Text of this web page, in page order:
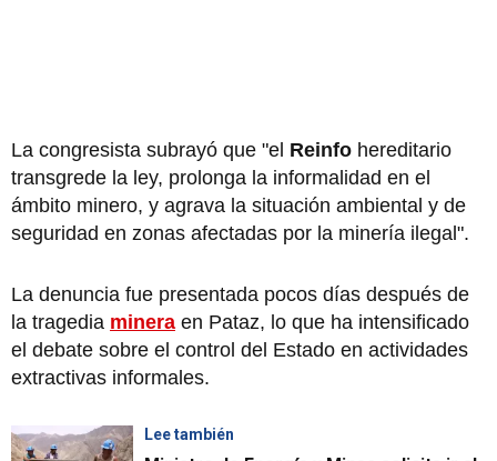
La congresista subrayó que "el Reinfo hereditario
transgrede la ley, prolonga la informalidad en el
ámbito minero, y agrava la situación ambiental y de
seguridad en zonas afectadas por la minería ilegal".
La denuncia fue presentada pocos días después de
la tragedia minera en Pataz, lo que ha intensificado
el debate sobre el control del Estado en actividades
extractivas informales.
Lee también